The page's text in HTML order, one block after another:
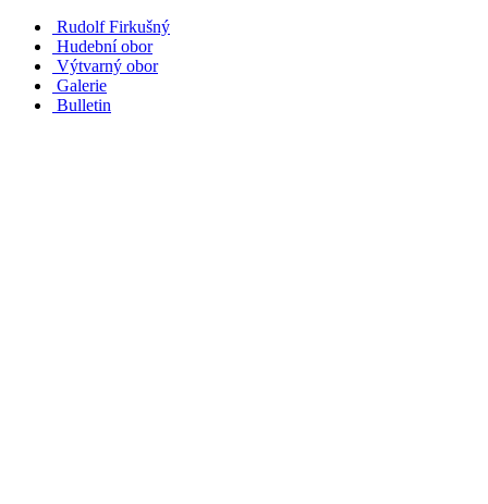
Rudolf Firkušný
Hudební obor
Výtvarný obor
Galerie
Bulletin